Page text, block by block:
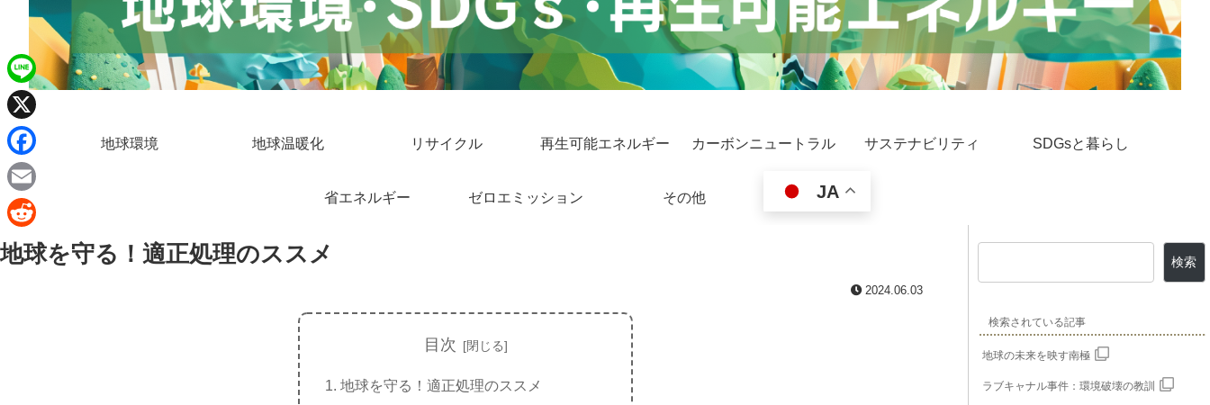
地球環境 地球温暖化 リサイクル 再生可能エネルギー カーボンニュートラル サステナビリティ SDGsと暮らし
省エネルギー ゼロエミッション その他 JA
地球を守る！適正処理のススメ
2024.06.03
目次
地球を守る！適正処理のススメ
検索
検索されている記事
地球の未来を映す南極
ラブキャナル事件：環境破壊の教訓
L
n
e
X
F
a
c
e
E
a
R
e